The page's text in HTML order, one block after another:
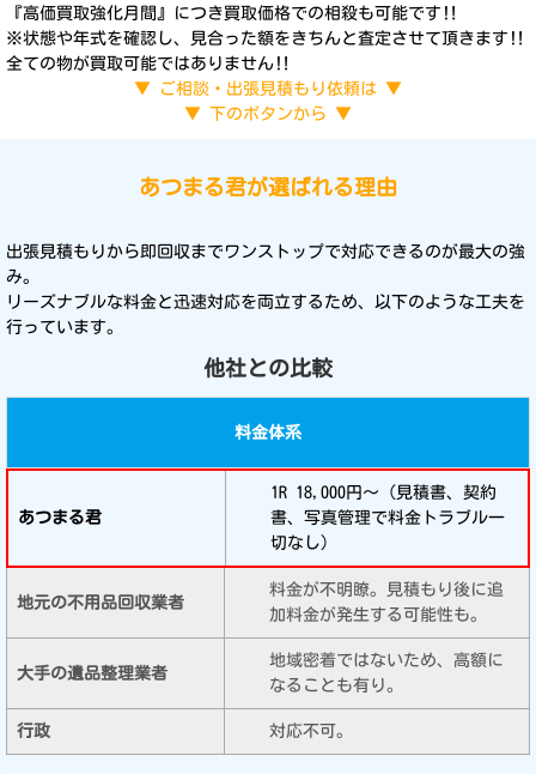
『高価買取強化月間』につき買取価格での相殺も可能です‼︎
※状態や年式を確認し、見合った額をきちんと査定させて頂きます‼︎
全ての物が買取可能ではありません‼︎
▼ ご相談・出張見積もり依頼は ▼
▼ 下のボタンから ▼
あつまる君が選ばれる理由
出張見積もりから即回収までワンストップで対応できるのが最大の強
み。
リーズナブルな料金と迅速対応を両立するため、以下のような工夫を
行っています。
他社との比較
料金体系
1R 18,000円〜（見積書、契約
書、写真管理で料金トラブル一
切なし）
料金が不明瞭。見積もり後に追
加料金が発生する可能性も。
地域密着ではないため、高額に
なることも有り。
対応不可。